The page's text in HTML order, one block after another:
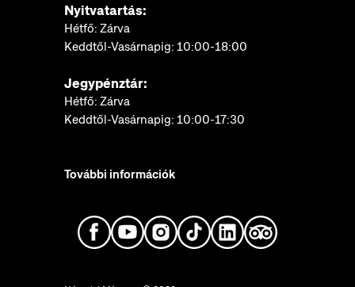
Nyitvatartás:
Hétfő: Zárva
Keddtől-Vasárnapig: 10:00-18:00
Jegypénztár:
Hétfő: Zárva
Keddtől-Vasárnapig: 10:00-17:30
További információk